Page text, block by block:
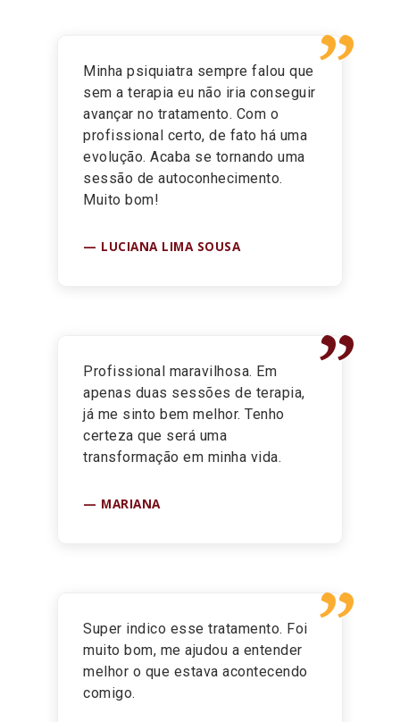
”
Minha psiquiatra sempre falou que
sem a terapia eu não iria conseguir
avançar no tratamento. Com o
profissional certo, de fato há uma
evolução. Acaba se tornando uma
sessão de autoconhecimento.
Muito bom!
LUCIANA LIMA SOUSA
”
Profissional maravilhosa. Em
apenas duas sessões de terapia,
já me sinto bem melhor. Tenho
certeza que será uma
transformação em minha vida.
MARIANA
”
Super indico esse tratamento. Foi
muito bom, me ajudou a entender
melhor o que estava acontecendo
comigo.